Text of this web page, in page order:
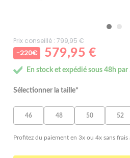
Prix conseillé : 799,95 €
-220€
579,95 €
En stock et expédié sous 48h par
Sélectionner la taille*
46 48 50 52
Profitez du paiement en 3x ou 4x sans frais